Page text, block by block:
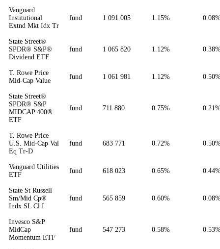
Vanguard
Institutional
Extnd Mkt Idx Tr
fund 1 091 005 1.15%
State Street®
SPDR® S&P®
Dividend ETF
fund 1 065 820 1.12%
T. Rowe Price
Mid-Cap Value
fund 1 061 981 1.12%
State Street®
SPDR® S&P
MIDCAP 400®
ETF
fund 711 880 0.75%
T. Rowe Price
U.S. Mid-Cap Val
Eq Tr-D
fund 683 771 0.72%
Vanguard Utilities
ETF
fund 618 023 0.65%
State St Russell
Sm/Mid Cp®
Indx SL Cl I
fund 565 859 0.60%
Invesco S&P
MidCap
Momentum ETF
fund 547 273 0.58%